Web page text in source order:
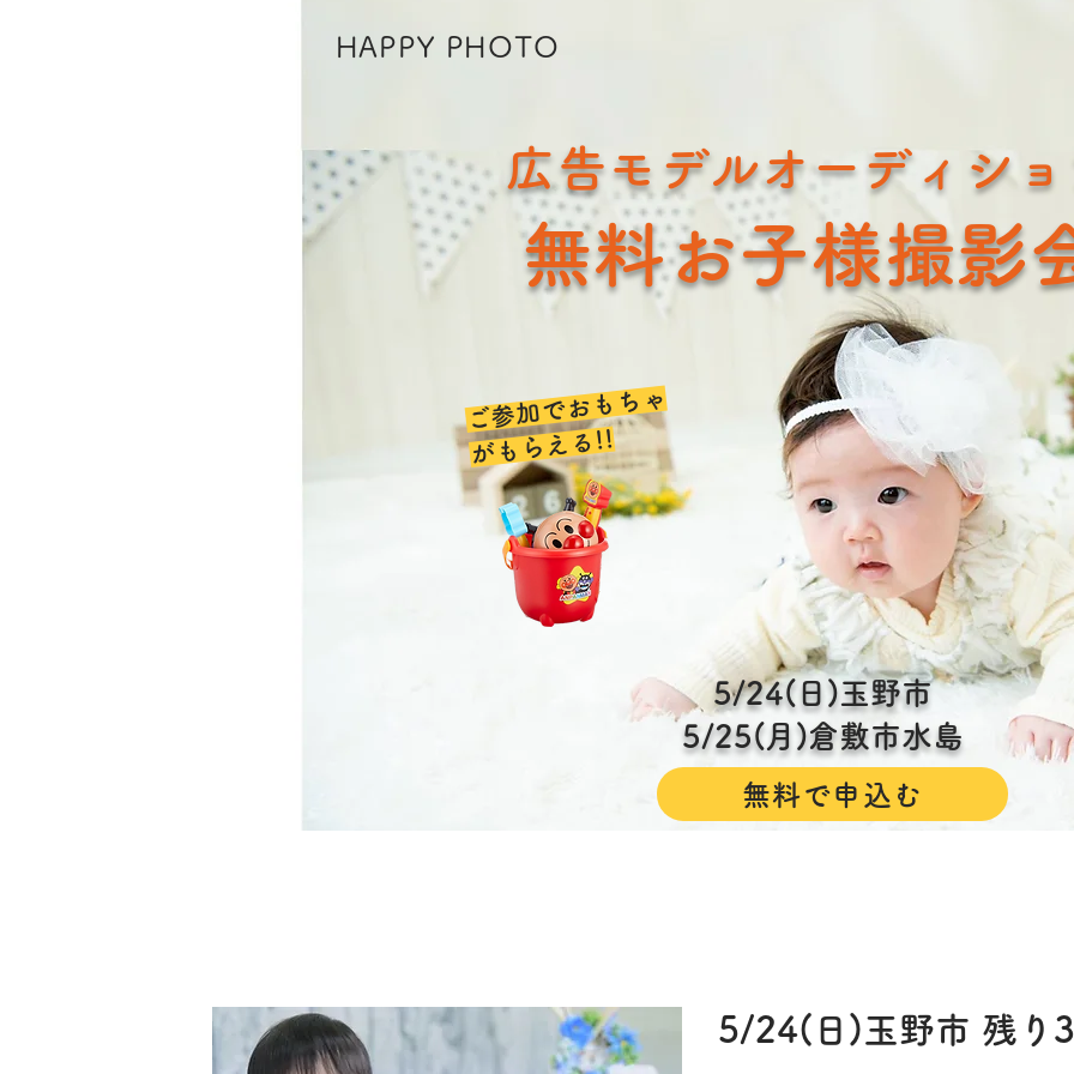
HAPPY PHOTO
広告モデルオーディシ
無料お子様撮影
ご参加でおもちゃ
​がもらえる!!
5/24(日)玉野市
5/25(月)倉敷市水島
無料で申込む
5/24(日)玉野市 残り